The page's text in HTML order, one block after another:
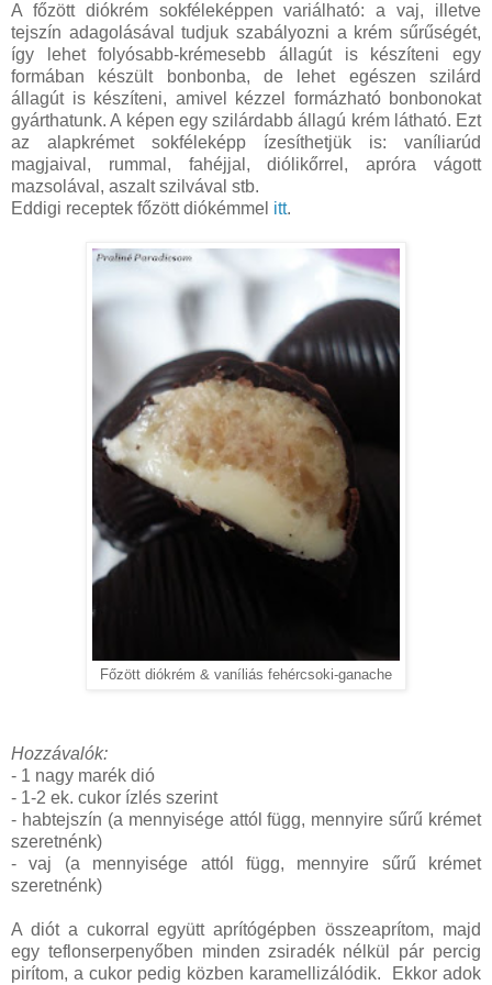
A főzött diókrém sokféleképpen variálható: a vaj, illetve
tejszín adagolásával tudjuk szabályozni a krém sűrűségét,
így lehet folyósabb-krémesebb állagút is készíteni egy
formában készült bonbonba, de lehet egészen szilárd
állagút is készíteni, amivel kézzel formázható bonbonokat
gyárthatunk. A képen egy szilárdabb állagú krém látható. Ezt
az alapkrémet sokféleképp ízesíthetjük is: vaníliarúd
magjaival, rummal, fahéjjal, diólikőrrel, apróra vágott
mazsolával, aszalt szilvával stb.
Eddigi receptek főzött diókémmel itt.
Főzött diókrém & vaníliás fehércsoki-ganache
Hozzávalók:
- 1 nagy marék dió
- 1-2 ek. cukor ízlés szerint
- habtejszín (a mennyisége attól függ, mennyire sűrű krémet
szeretnénk)
- vaj (a mennyisége attól függ, mennyire sűrű krémet
szeretnénk)
A diót a cukorral együtt aprítógépben összeaprítom, majd
egy teflonserpenyőben minden zsiradék nélkül pár percig
pirítom, a cukor pedig közben karamellizálódik. Ekkor adok